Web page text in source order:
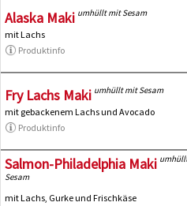
Alaska Maki umhüllt mit Sesam
mit Lachs
Produktinfo
Fry Lachs Maki umhüllt mit Sesam
mit gebackenem Lachs und Avocado
Produktinfo
Salmon-Philadelphia Maki
Sesam
mit Lachs, Gurke und Frischkäse